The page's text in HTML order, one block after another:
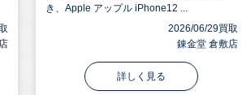
き、Apple アップル iPhone12 ...
2026/06/29買取
錬金堂 倉敷店
詳しく見る